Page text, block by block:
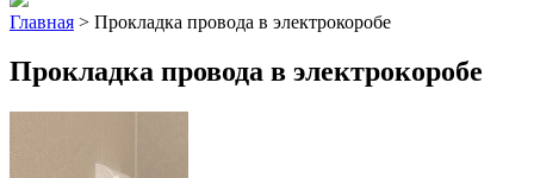
Главная > Прокладка провода в электрокоробе
Прокладка провода в электрокоробе